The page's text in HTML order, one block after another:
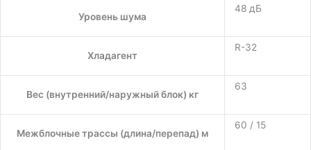
Уровень шума
48 дБ
Хладагент
R-32
Вес (внутренний/наружный блок) кг
63
Межблочные трассы (длина/перепад) м
60 / 15